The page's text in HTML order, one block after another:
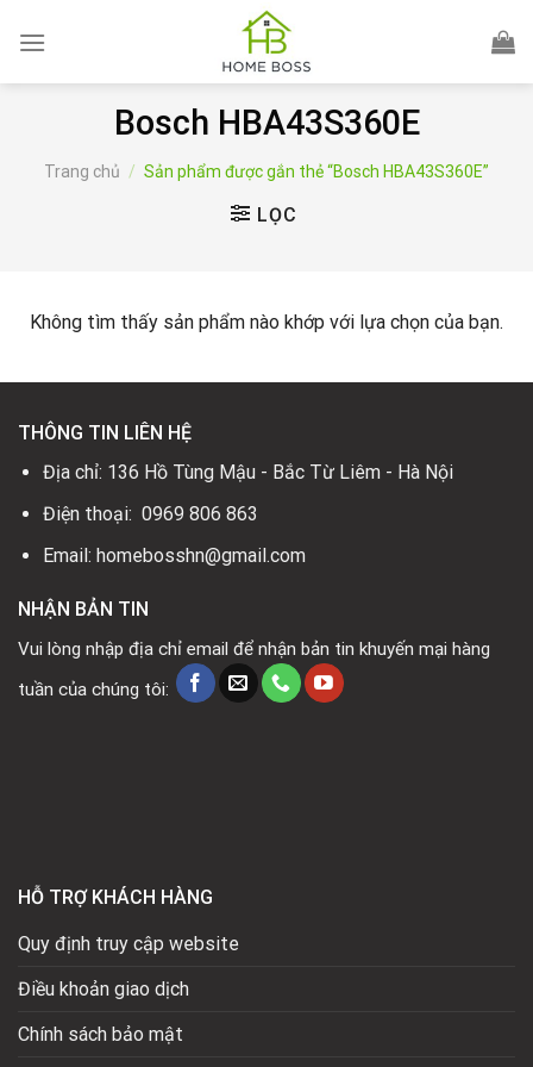
Bosch HBA43S360E
Trang chủ / Sản phẩm được gắn thẻ “Bosch HBA43S360E”
LỌC
Không tìm thấy sản phẩm nào khớp với lựa chọn của bạn.
THÔNG TIN LIÊN HỆ
Địa chỉ: 136 Hồ Tùng Mậu - Bắc Từ Liêm - Hà Nội
Điện thoại: 0969 806 863
Email: homebosshn@gmail.com
NHẬN BẢN TIN
Vui lòng nhập địa chỉ email để nhận bản tin khuyến mại hàng
tuần của chúng tôi:
HỖ TRỢ KHÁCH HÀNG
Quy định truy cập website
Điều khoản giao dịch
Chính sách bảo mật